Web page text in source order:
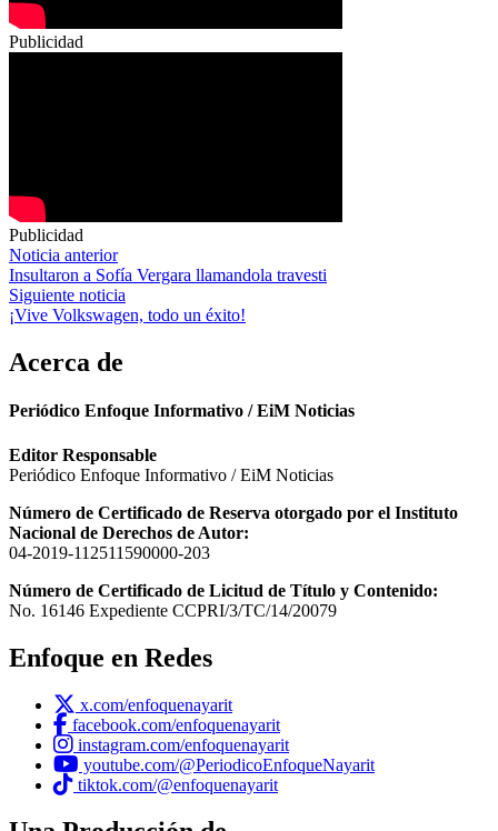
Publicidad
Publicidad
Navegación
de
entradas
Noticia anterior
Insultaron a Sofía Vergara llamandola travesti
Siguiente noticia
¡Vive Volkswagen, todo un éxito!
Acerca de
Periódico Enfoque Informativo / EiM Noticias
Editor Responsable
Periódico Enfoque Informativo / EiM Noticias
Número de Certificado de Reserva otorgado por el Instituto
Nacional de Derechos de Autor:
04-2019-112511590000-203
Número de Certificado de Licitud de Título y Contenido:
No. 16146 Expediente CCPRI/3/TC/14/20079
Enfoque en Redes
x.com/enfoquenayarit
facebook.com/enfoquenayarit
instagram.com/enfoquenayarit
youtube.com/@PeriodicoEnfoqueNayarit
tiktok.com/@enfoquenayarit